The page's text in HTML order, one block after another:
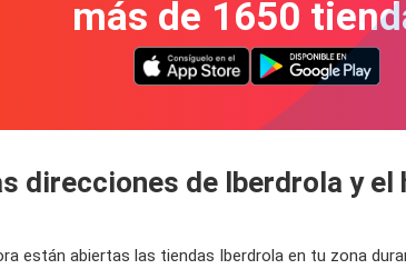
más de 1650
direcciones de Iberdrola y
están abiertas las tiendas Iberdrola en tu zona